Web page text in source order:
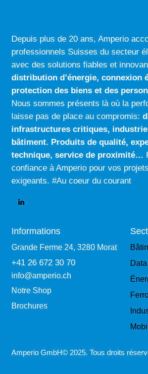
Depuis plus de 20 ans, Amperio
professionnels Suisses du secteur
avec des solutions fiables et
distribution d’énergie, connexion
protection des biens et des
Nous sommes présents là où la
laisse pas de place au compromis:
infrastructures critiques, industrie
bâtiment. Produits de qualité,
technique,service de proximité…
confiance à Amperio pour vos
exigeants. #Au coeur du courant
Informations
Grande Ferme 24, 3280 Morat
+41 26 672 30 70
info@amperio.ch
Notre Shop
Brochures
Amperio GmbH© 2025. Tous droits